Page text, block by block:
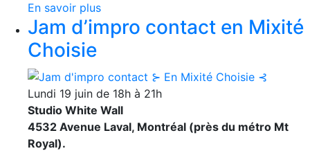
En savoir plus
Jam d’impro contact en Mixité
Choisie
Lundi 19 juin de 18h à 21h
Studio White Wall
4532 Avenue Laval, Montréal (près du métro Mt
Royal).